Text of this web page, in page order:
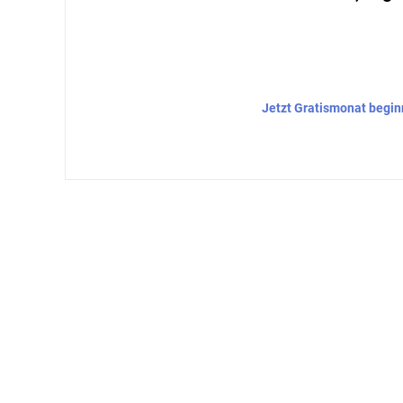
Jetzt Gratismonat